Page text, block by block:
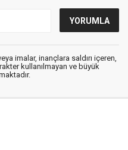
imalar, inançlara saldırı içeren,
kullanılmayan ve büyük